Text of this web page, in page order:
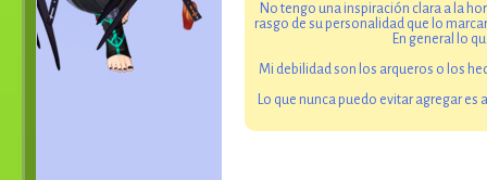
No tengo una inspiración clara a la
rasgo de su personalidad que lo
En general lo
Mi debilidad son los arqueros o los
Lo que nunca puedo evitar agregar